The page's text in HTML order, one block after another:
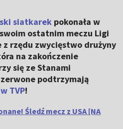
siatkarek pokonała w
ostatnim meczu Ligi
z rzędu zwycięstwo drużyny
na zakończenie
się ze Stanami
podtrzymają
TVP!
Śledź mecz z USA [NA